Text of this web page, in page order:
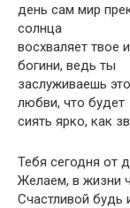
день сам мир
солнца
восхваляет твое
богини, ведь ты
заслуживаешь
любви, что будет
сиять ярко, как
Тебя сегодня от
Желаем, в жизни
Счастливой будь